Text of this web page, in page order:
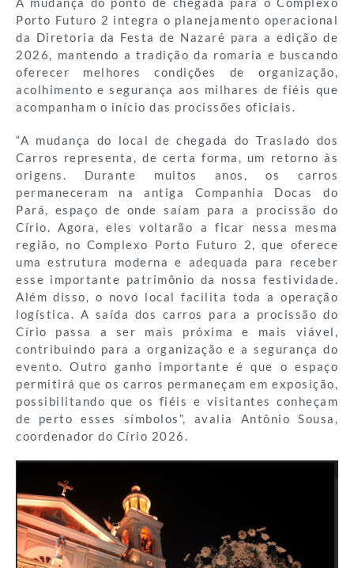
Porto Futuro 2 integra o planejamento operacional
da Diretoria da Festa de Nazaré para a edição de
2026, mantendo a tradição da romaria e buscando
oferecer melhores condições de organização,
acolhimento e segurança aos milhares de fiéis que
acompanham o início das procissões oficiais.
“A mudança do local de chegada do Traslado dos
Carros representa, de certa forma, um retorno às
origens. Durante muitos anos, os carros
permaneceram na antiga Companhia Docas do
Pará, espaço de onde saíam para a procissão do
Círio. Agora, eles voltarão a ficar nessa mesma
região, no Complexo Porto Futuro 2, que oferece
uma estrutura moderna e adequada para receber
esse importante patrimônio da nossa festividade.
Além disso, o novo local facilita toda a operação
logística. A saída dos carros para a procissão do
Círio passa a ser mais próxima e mais viável,
contribuindo para a organização e a segurança do
evento. Outro ganho importante é que o espaço
permitirá que os carros permaneçam em exposição,
possibilitando que os fiéis e visitantes conheçam
de perto esses símbolos”, avalia Antônio Sousa,
coordenador do Círio 2026.